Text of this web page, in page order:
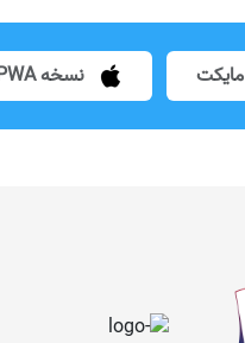
مایکت نسخه PWA